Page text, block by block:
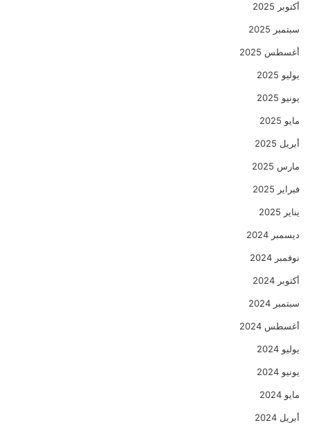
أكتوبر 2025
سبتمبر 2025
أغسطس 2025
يوليو 2025
يونيو 2025
مايو 2025
أبريل 2025
مارس 2025
فبراير 2025
يناير 2025
ديسمبر 2024
نوفمبر 2024
أكتوبر 2024
سبتمبر 2024
أغسطس 2024
يوليو 2024
يونيو 2024
مايو 2024
أبريل 2024